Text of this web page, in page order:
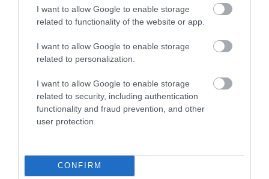
I want to allow Google to enable storage
related to functionality of the website or app.
I want to allow Google to enable storage
related to personalization.
I want to allow Google to enable storage
related to security, including authentication
functionality and fraud prevention, and other
user protection.
CONFIRM
ZÁRVA AZ ISKOLÁK ÉS AZ ÓVODÁK
2021. április 14|Mindenki ügye
koronavírus-járvány miatt a gyerekekre is veszélyes az óvodák és
az általános iskolák kinyitása. A Szakszervezetek
NEM KÖTELEZŐ ISKOLÁBA KÜLDENI A GYEREKET HÉTFŐTŐL, DE
HA TÚL SOK A HIÁNYZÁS, OSZTÁLYOZÓ VIZSGA JÖN
2021. április 15|Mindenki ügye
visszaálljanak a korábbi csoportok" – mondta Maruzsa
Zoltán oktatásügyi...